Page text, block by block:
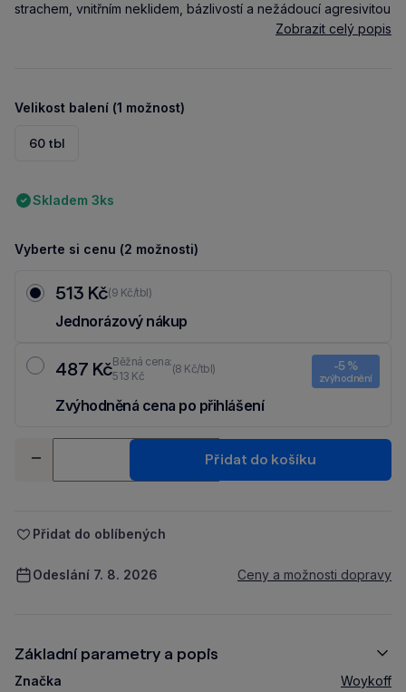
strachem, vnitřním neklidem, bázlivostí a nežádoucí agresivitou
Zobrazit celý popis
Velikost balení (1 možnost)
60 tbl
Skladem 3ks
Vyberte si cenu (2 možnosti)
513 Kč(9 Kč/tbl)
Jednorázový nákup
487 KčBěžná cena:
513 Kč
(8 Kč/tbl) -5 %
zvýhodnění
Zvýhodněná cena po přihlášení
-
+
Přidat do košíku
Přidat do oblíbených
Odeslání 7. 8. 2026 Ceny a možnosti dopravy
Základní parametry a popis
Značka Woykoff